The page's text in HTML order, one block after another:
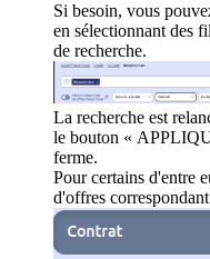
Si besoin, vous
en sélectionnant des
de recherche.
La recherche est
le bouton «
ferme.
Pour certains d'entre
d'offres